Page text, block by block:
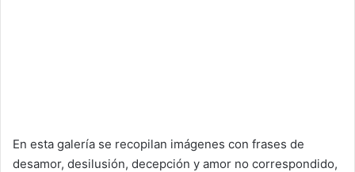
En esta galería se recopilan imágenes con frases de
desamor, desilusión, decepción y amor no correspondido,